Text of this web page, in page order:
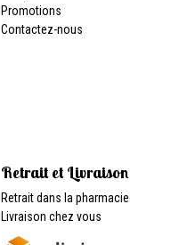
Promotions
Contactez-nous
Retrait et Livraison
Retrait dans la pharmacie
Livraison chez vous